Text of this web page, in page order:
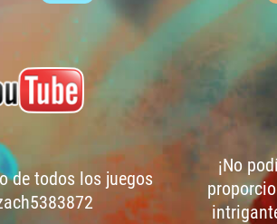
de todos los juegos
¡No